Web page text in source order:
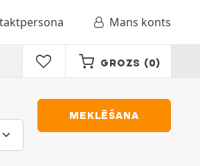
Mans konts
GROZS (0)
MEKLĒŠANA